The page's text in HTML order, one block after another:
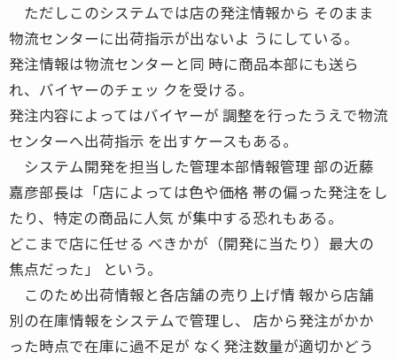
ただしこのシステムでは店の発注情報から そのまま
物流センターに出荷指示が出ないよ うにしている。
発注情報は物流センターと同 時に商品本部にも送ら
れ、バイヤーのチェッ クを受ける。
発注内容によってはバイヤーが 調整を行ったうえで物流
センターへ出荷指示 を出すケースもある。
システム開発を担当した管理本部情報管理 部の近藤
嘉彦部長は「店によっては色や価格 帯の偏った発注をし
たり、特定の商品に人気 が集中する恐れもある。
どこまで店に任せる べきかが（開発に当たり）最大の
焦点だった」 という。
このため出荷情報と各店舗の売り上げ情 報から店舗
別の在庫情報をシステムで管理し、 店から発注がかか
った時点で在庫に過不足が なく発注数量が適切かどう